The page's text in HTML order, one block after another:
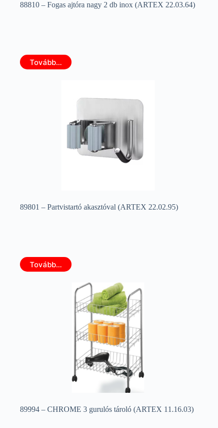
88810 – Fogas ajtóra nagy 2 db inox (ARTEX 22.03.64)
Tovább...
89801 – Partvistartó akasztóval (ARTEX 22.02.95)
Tovább...
89994 – CHROME 3 gurulós tároló (ARTEX 11.16.03)